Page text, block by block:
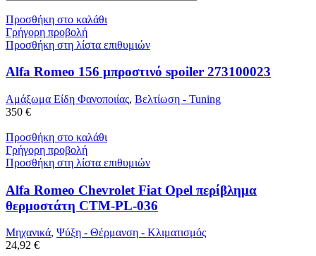
Προσθήκη στο καλάθι
Γρήγορη προβολή
Προσθήκη στη λίστα επιθυμιών
Alfa Romeo 156 μπροστινό spoiler 273100023
Αμάξωμα Είδη Φανοποιίας, Βελτίωση - Tuning
350 €
Προσθήκη στο καλάθι
Γρήγορη προβολή
Προσθήκη στη λίστα επιθυμιών
Alfa Romeo Chevrolet Fiat Opel περίβλημα
θερμοστάτη CTM-PL-036
Μηχανικά, Ψύξη - Θέρμανση - Κλιματισμός
24,92 €